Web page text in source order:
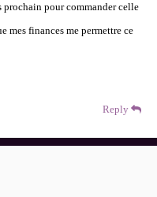
prochain pour commander celle
mes finances me permettre ce
Reply